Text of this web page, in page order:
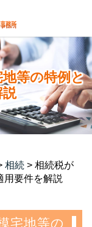
等の特例と
説
相続 > 相続税が
用要件を解説
宅地等の